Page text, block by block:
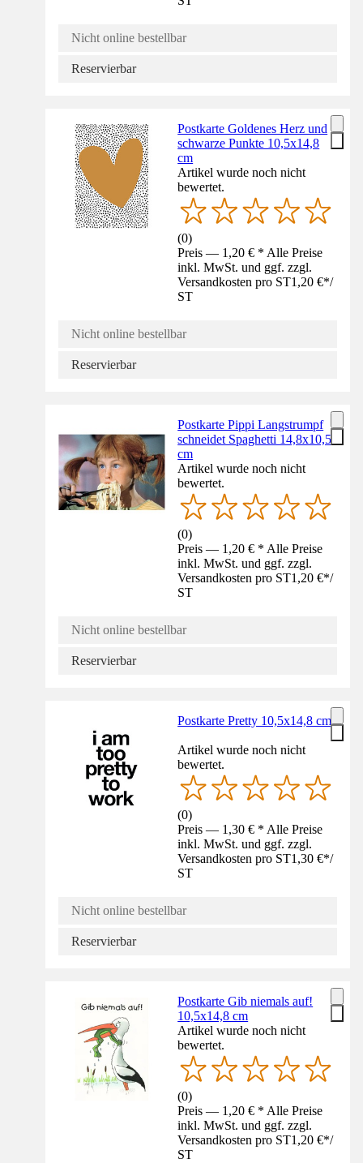
Nicht online bestellbar
Reservierbar
Postkarte Goldenes Herz und
schwarze Punkte 10,5x14,8
cm
Artikel wurde noch nicht
bewertet.
(0)
Preis — 1,20 € * Alle Preise
inkl. MwSt. und ggf. zzgl.
Versandkosten pro ST1,20 €*/
ST
Nicht online bestellbar
Reservierbar
Postkarte Pippi Langstrumpf
schneidet Spaghetti 14,8x10,5
cm
Artikel wurde noch nicht
bewertet.
(0)
Preis — 1,20 € * Alle Preise
inkl. MwSt. und ggf. zzgl.
Versandkosten pro ST1,20 €*/
ST
Nicht online bestellbar
Reservierbar
Postkarte Pretty 10,5x14,8 cm
Artikel wurde noch nicht
bewertet.
(0)
Preis — 1,30 € * Alle Preise
inkl. MwSt. und ggf. zzgl.
Versandkosten pro ST1,30 €*/
ST
Nicht online bestellbar
Reservierbar
Postkarte Gib niemals auf!
10,5x14,8 cm
Artikel wurde noch nicht
bewertet.
(0)
Preis — 1,20 € * Alle Preise
inkl. MwSt. und ggf. zzgl.
Versandkosten pro ST1,20 €*/
ST